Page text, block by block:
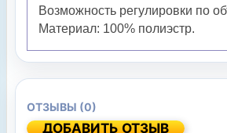
Возможность регулировки по
Материал: 100% полиэстр.
ОТЗЫВЫ (0)
ДОБАВИТЬ ОТЗЫВ